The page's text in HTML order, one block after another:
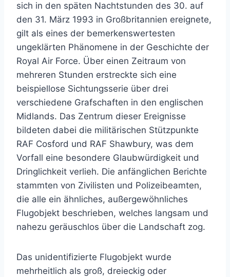
sich in den späten Nachtstunden des 30. auf
den 31. März 1993 in Großbritannien ereignete,
gilt als eines der bemerkenswertesten
ungeklärten Phänomene in der Geschichte der
Royal Air Force. Über einen Zeitraum von
mehreren Stunden erstreckte sich eine
beispiellose Sichtungsserie über drei
verschiedene Grafschaften in den englischen
Midlands. Das Zentrum dieser Ereignisse
bildeten dabei die militärischen Stützpunkte
RAF Cosford und RAF Shawbury, was dem
Vorfall eine besondere Glaubwürdigkeit und
Dringlichkeit verlieh. Die anfänglichen Berichte
stammten von Zivilisten und Polizeibeamten,
die alle ein ähnliches, außergewöhnliches
Flugobjekt beschrieben, welches langsam und
nahezu geräuschlos über die Landschaft zog.
Das unidentifizierte Flugobjekt wurde
mehrheitlich als groß, dreieckig oder